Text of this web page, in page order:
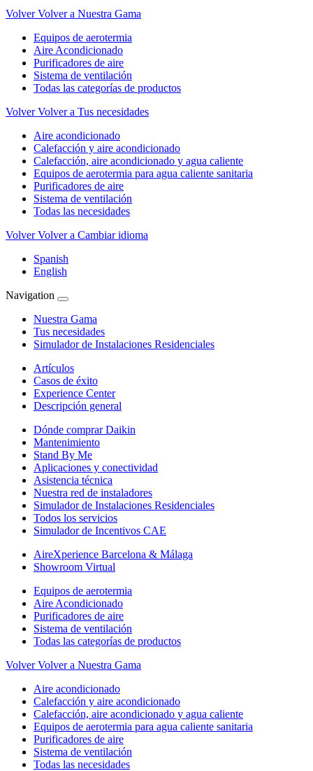
Volver Volver a Nuestra Gama
Equipos de aerotermia
Aire Acondicionado
Purificadores de aire
Sistema de ventilación
Todas las categorías de productos
Volver Volver a Tus necesidades
Aire acondicionado
Calefacción y aire acondicionado
Calefacción, aire acondicionado y agua caliente
Equipos de aerotermia para agua caliente sanitaria
Purificadores de aire
Sistema de ventilación
Todas las necesidades
Volver Volver a Cambiar idioma
Spanish
English
Navigation
Nuestra Gama
Tus necesidades
Simulador de Instalaciones Residenciales
Artículos
Casos de éxito
Experience Center
Descripción general
Dónde comprar Daikin
Mantenimiento
Stand By Me
Aplicaciones y conectividad
Asistencia técnica
Nuestra red de instaladores
Simulador de Instalaciones Residenciales
Todos los servicios
Simulador de Incentivos CAE
AireXperience Barcelona & Málaga
Showroom Virtual
Equipos de aerotermia
Aire Acondicionado
Purificadores de aire
Sistema de ventilación
Todas las categorías de productos
Volver Volver a Nuestra Gama
Aire acondicionado
Calefacción y aire acondicionado
Calefacción, aire acondicionado y agua caliente
Equipos de aerotermia para agua caliente sanitaria
Purificadores de aire
Sistema de ventilación
Todas las necesidades